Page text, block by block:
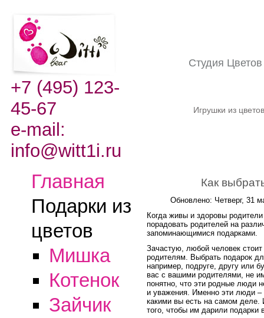
+7 (495) 123-
45-67
e-mail:
info@witt1i.ru
Студия
Игрушки из
Главная
Подарки из
цветов
Мишка
Котенок
Зайчик
Как
Обновлено: Четверг, 31
Когда живы и здоровы
порадовать родителей на
запоминающимися подарками.
Зачастую, любой человек стоит
родителям. Выбрать подарок
например, подруге, другу или
вас с вашими родителями, не
понятно, что эти родные люди
и уважения. Именно эти люди
какими вы есть на самом деле.
того, чтобы им дарили подарки